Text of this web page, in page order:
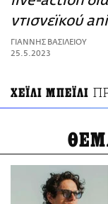
ΑΜΠΑ
PRINT
ντισνεϊκού
ΓΙΑΝΝΗΣ ΒΑΣΙΛΕΙΟΥ
25.5.2023
ΧΕΪΛΙ ΜΠΕΪΛΙ